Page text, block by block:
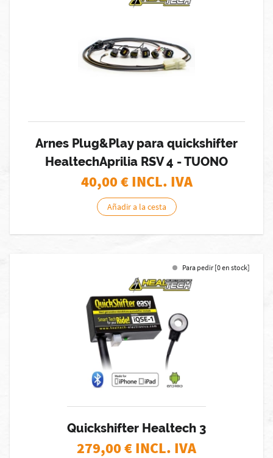
Arnes Plug&Play para quickshifter
HealtechAprilia RSV 4 - TUONO
40,00€ INCL. IVA
Añadir a la cesta
Para pedir [0 en stock]
Quickshifter Healtech 3
279,00€ INCL. IVA